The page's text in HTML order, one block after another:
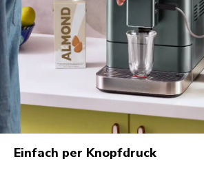
Einfach per Knopfdruck